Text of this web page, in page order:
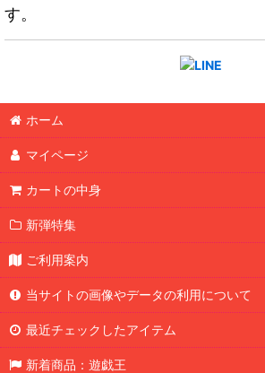
す。
ホーム
マイページ
カートの中身
新弾特集
ご利用案内
当サイトの画像やデータの利用について
最近チェックしたアイテム
新着商品：遊戯王